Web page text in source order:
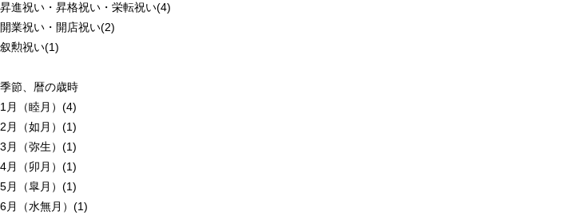
昇進祝い・昇格祝い・栄転祝い(4)
開業祝い・開店祝い(2)
叙勲祝い(1)
季節、暦の歳時
1月（睦月）(4)
2月（如月）(1)
3月（弥生）(1)
4月（卯月）(1)
5月（皐月）(1)
6月（水無月）(1)